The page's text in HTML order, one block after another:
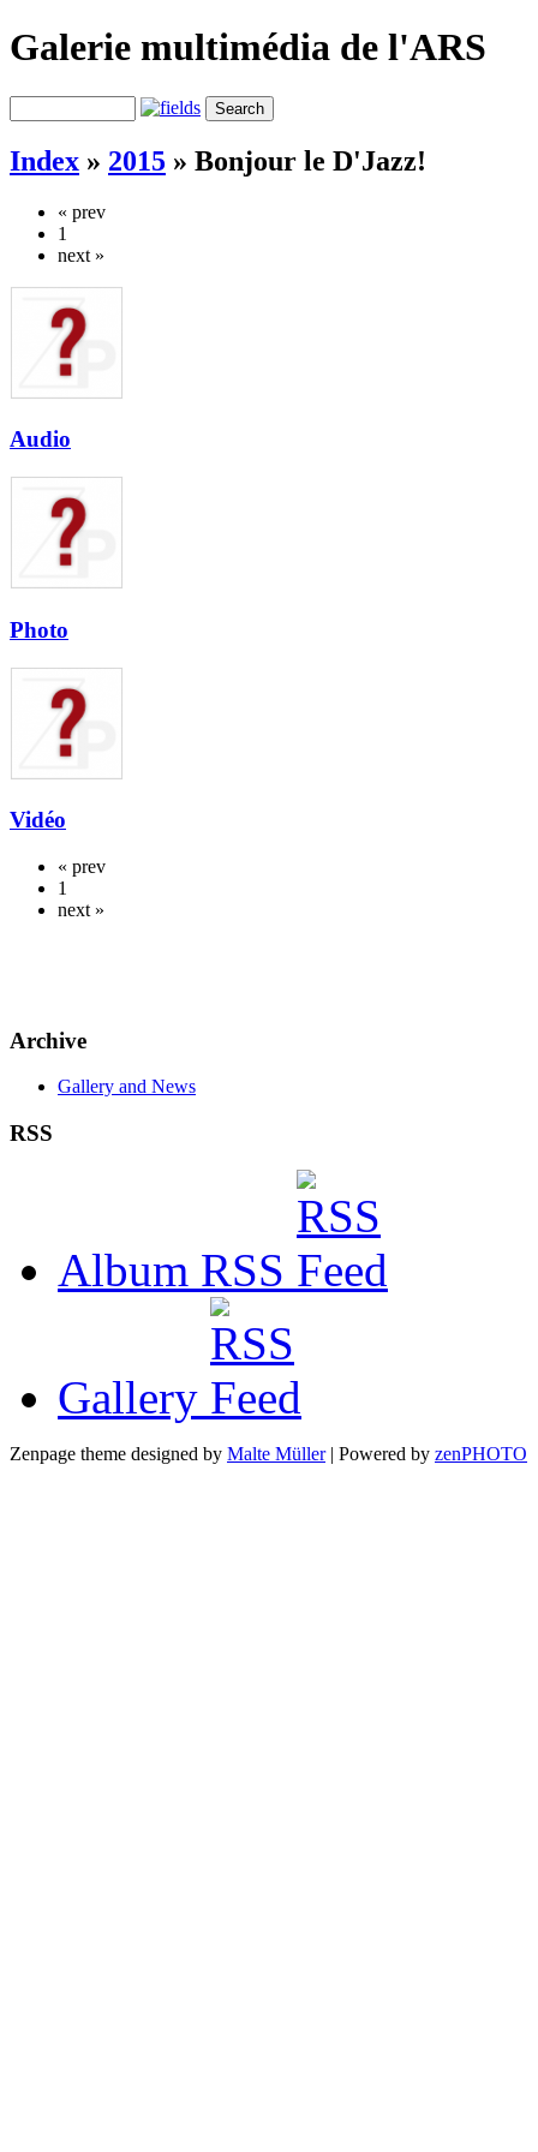
Galerie multimédia de l'ARS
Index » 2015 » Bonjour le D'Jazz!
« prev
1
next »
Audio
Photo
Vidéo
« prev
1
next »
Archive
Gallery and News
RSS
Album RSS
Gallery
Zenpage theme designed by Malte Müller| Powered by zenPHOTO